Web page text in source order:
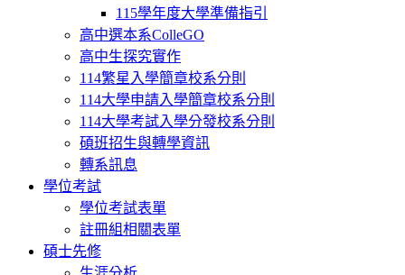
115學年度大學準備指引
高中選本系ColleGO
高中生探究實作
114繁星入學簡章校系分則
114大學申請入學簡章校系分則
114大學考試入學分發校系分則
碩班招生與轉學資訊
轉系訊息
學位考試
學位考試表單
註冊組相關表單
碩士先修